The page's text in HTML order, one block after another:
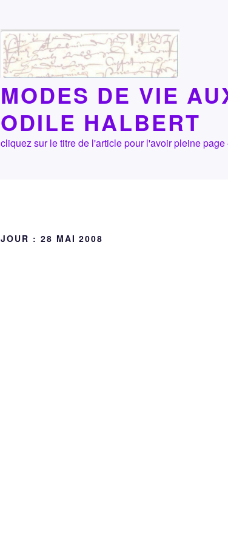
MODES DE VIE
ODILE HALBERT
cliquez sur le titre de l'article pour l'avoir pleine
JOUR : 28 MAI 2008